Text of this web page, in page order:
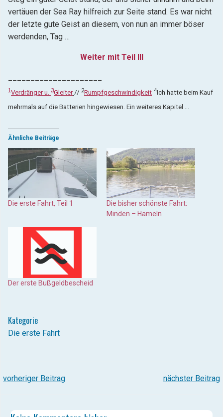
vertäuen der Sea Ray hilfreich zur Seite stand. Es war nicht
der letzte gute Geist an diesem, von nun an immer böser
werdenden, Tag …
Weiter mit Teil III
1Verdränger u. 3Gleiter // 2Rumpfgeschwindigkeit 4Ich hatte beim Kauf
mehrmals auf die Batterien hingewiesen. Ein weiteres Kapitel …
Ähnliche Beiträge
Die erste Fahrt, Teil 1
Die bisher schönste Fahrt:
Minden – Hameln
Der erste Bußgeldbescheid
Kategorie
Die erste Fahrt
POST
NAVIGATION
vorheriger Beitrag
NAVIGATION
nächster Beitrag